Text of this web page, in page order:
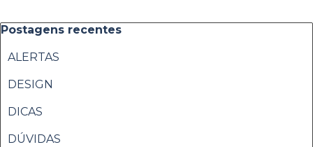
Pular bloco Postagens recentes
Postagens recentes
ALERTAS
DESIGN
DICAS
DÚVIDAS